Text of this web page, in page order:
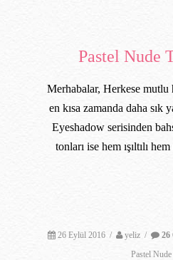
Pastel Nude
Merhabalar, Herkese mutlu
en kısa zamanda daha sık
Eyeshadow serisinden
tonları ise hem ışıltılı
26 Eylül 2016 / yeliz / 26
Pastel